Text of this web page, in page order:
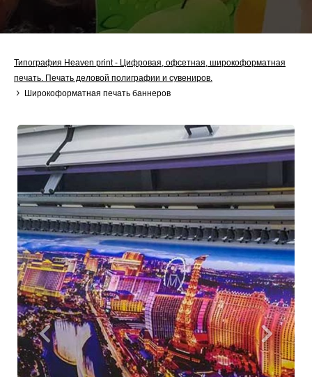
Типография Heaven print - Цифровая, офсетная, широкоформатная
печать. Печать деловой полиграфии и сувениров.
› Широкоформатная печать баннеров